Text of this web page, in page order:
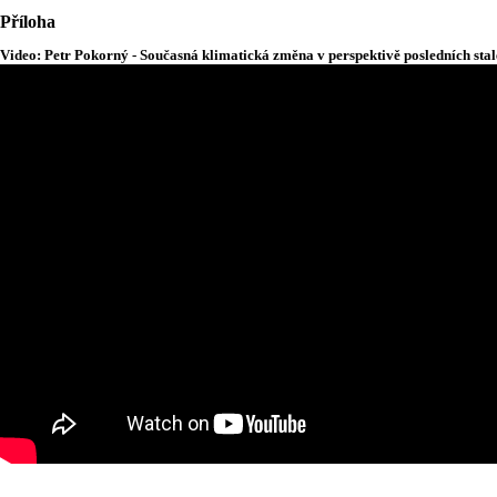
Příloha
Video: Petr Pokorný - Současná klimatická změna v perspektivě posledních